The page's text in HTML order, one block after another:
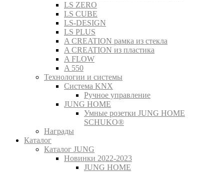
LS ZERO
LS CUBE
LS-DESIGN
LS PLUS
A CREATION рамка из стекла
A CREATION из пластика
A FLOW
A 550
Технологии и системы
Система KNX
Ручное управление
JUNG HOME
Умные розетки JUNG HOME
SCHUKO®
Награды
Каталог
Каталог JUNG
Новинки 2022-2023
JUNG HOME